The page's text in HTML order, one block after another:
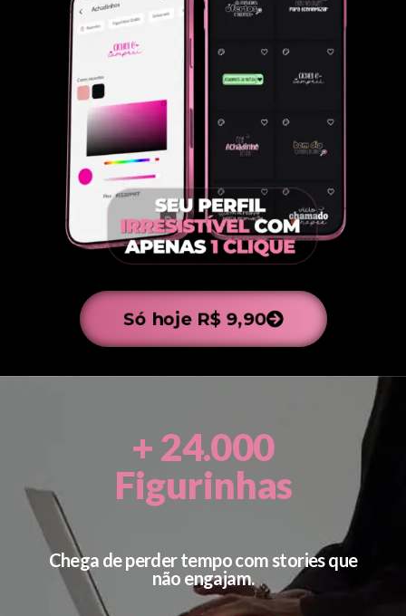
Só hoje R$ 9,90
+ 24.000
Figurinhas
Chega de perder tempo com stories que
não engajam.